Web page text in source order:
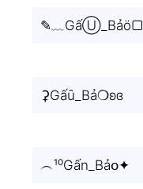
✎﹏GấⓊ_Bảö▢
⚳Gấȗ_Bả❍ʚɞ
︵¹⁰Gấn_Bảօ✦